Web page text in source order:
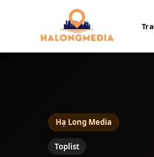
dung
Hạ Long Media
Toplist